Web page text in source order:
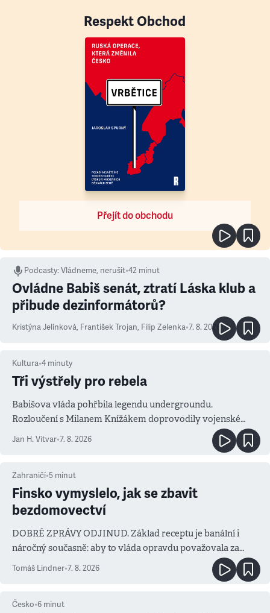
Respekt Obchod
Přejít do obchodu
Podcasty:Vládneme, nerušit•42 minut
Ovládne Babiš senát, ztratí Láska klub a
přibude dezinformátorů?
Kristýna Jelínková, František Trojan, Filip Zelenka•7. 8. 2026
Kultura•4 minuty
Tři výstřely pro rebela
Babišova vláda pohřbila legendu undergroundu.
Rozloučení s Milanem Knížákem doprovodily vojenské
salvy i kritika pokrokářů
Jan H. Vitvar•7. 8. 2026
Zahraničí•5 minut
Finsko vymyslelo, jak se zbavit
bezdomovectví
DOBRÉ ZPRÁVY ODJINUD. Základ receptu je banální i
náročný současně: aby to vláda opravdu považovala za
prioritu
Tomáš Lindner•7. 8. 2026
Česko•6 minut